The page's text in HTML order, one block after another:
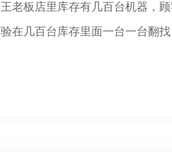
王老板店里库存有几百台机器，
验在几百台库存里面一台一台翻找